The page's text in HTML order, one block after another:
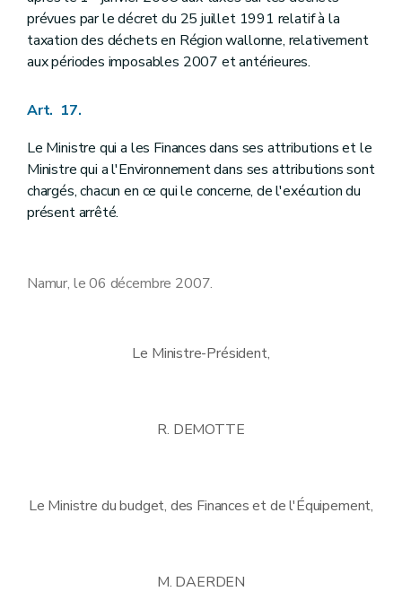
prévues par le décret du 25 juillet 1991 relatif à la
taxation des déchets en Région wallonne, relativement
aux périodes imposables 2007 et antérieures.
Art. 17.
Le Ministre qui a les Finances dans ses attributions et le
Ministre qui a l'Environnement dans ses attributions sont
chargés, chacun en ce qui le concerne, de l'exécution du
présent arrêté.
Namur, le 06 décembre 2007.
Le Ministre-Président,
R. DEMOTTE
Le Ministre du budget, des Finances et de l'Équipement,
M. DAERDEN